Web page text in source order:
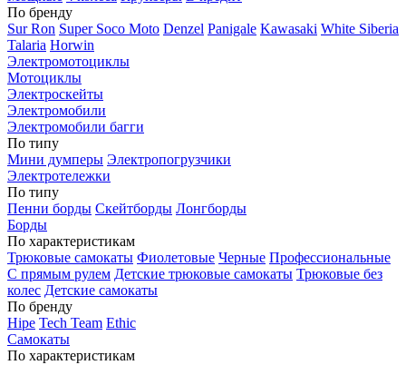
По бренду
Sur Ron Super Soco Moto Denzel Panigale Kawasaki White Siberia
Talaria Horwin
Электромотоциклы
Мотоциклы
Электроскейты
Электромобили
Электромобили багги
По типу
Мини думперы Электропогрузчики
Электротележки
По типу
Пенни борды Скейтборды Лонгборды
Борды
По характеристикам
Трюковые самокаты Фиолетовые Черные Профессиональные
С прямым рулем Детские трюковые самокаты Трюковые без
колес Детские самокаты
По бренду
Hipe Tech Team Ethic
Самокаты
По характеристикам